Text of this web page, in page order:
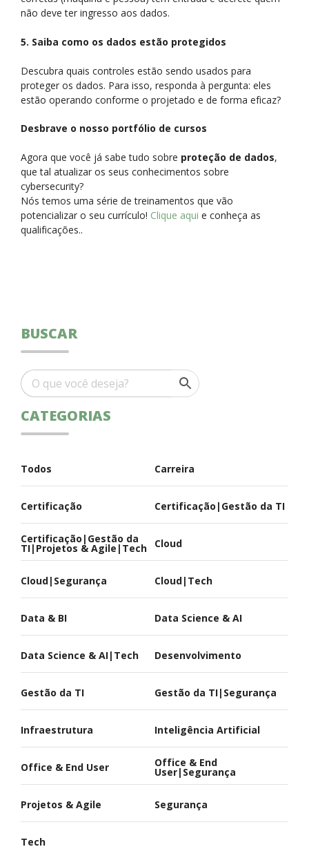
não deve ter ingresso aos dados.
5. Saiba como os dados estão protegidos
Descubra quais controles estão sendo usados para
proteger os dados. Para isso, responda à pergunta: eles
estão operando conforme o projetado e de forma eficaz?
Desbrave o nosso portfólio de cursos
Agora que você já sabe tudo sobre proteção de dados,
que tal atualizar os seus conhecimentos sobre
cybersecurity?
Nós temos uma série de treinamentos que vão
potencializar o seu currículo! Clique aqui e conheça as
qualificações..
BUSCAR
CATEGORIAS
Todos Carreira
Certificação Certificação|Gestão da TI
Certificação|Gestão da
TI|Projetos & Agile|Tech Cloud
Cloud|Segurança Cloud|Tech
Data & BI Data Science & AI
Data Science & AI|Tech Desenvolvimento
Gestão da TI Gestão da TI|Segurança
Infraestrutura Inteligência Artificial
Office & End User Office & End
User|Segurança
Projetos & Agile Segurança
Tech